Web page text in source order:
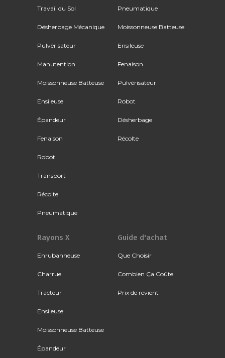
Travail du Sol
Désherbage Mécanique
Pulvérisateur
Manutention
Moissonneuse Batteuse
Ensileuse
Épandeur
Fenaison
Robot
Transport
Récolte
Pneumatique
Pneumatique
Moissonneuse Batteuse
Ensileuse
Fenaison
Pulvérisateur
Robot
Désherbage
Récolte
Rayons X
Enrubanneuse
Charrue
Tracteur
Ensileuse
Moissonneuse Batteuse
Épandeur
Guide d'achat
Que Choisir
Combien Ça Coûte
Prix de revient